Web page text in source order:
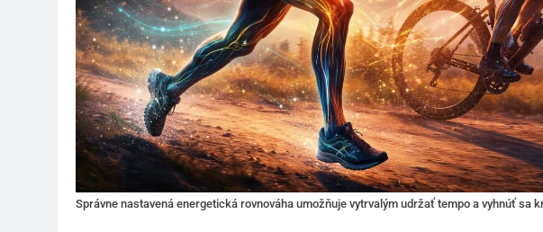
Správne nastavená energetická rovnováha umožňuje vytrvalým udržať tempo a vyhnúť sa